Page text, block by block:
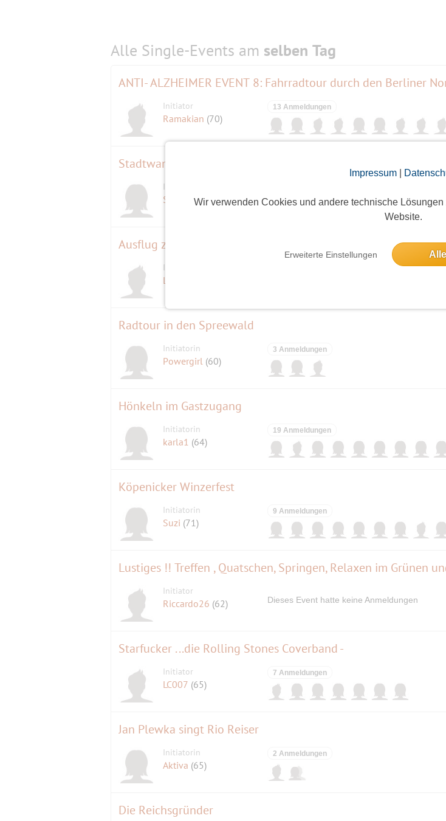
Impressum|
Wir verwenden Cookies und andere technische
Website.
Erweiterte Einstellungen
Alle Single-Events am selben Tag
ANTI- ALZHEIMER EVENT 8: Fahrradtour durch den Berliner
Initiator
Ramakian (70)
13 Anmeldungen
Stadtwanderung (ca. 15 km): Lichterfelde Süd - Teltowkanal -
Initiatorin
Singlefrau1961(65)
Ausflug zur Woltersdorfer Schule
Initiator
Lysander13
Radtour in den Spreewald
Initiatorin
Powergirl (60)
3 Anmeldungen
Hönkeln im Gastzugang
Initiatorin
karla1 (64)
19 Anmeldungen
Köpenicker Winzerfest
Initiatorin
Suzi (71)
9 Anmeldungen
Initiator
Riccardo26 (62) Dieses Event hatte keine Anmeldungen
Starfucker ...die Rolling Stones Coverband -
Initiator
LC007 (65)
7 Anmeldungen
Jan Plewka singt Rio Reiser
Initiatorin
Aktiva (65)
2 Anmeldungen
Die Reichsgründer